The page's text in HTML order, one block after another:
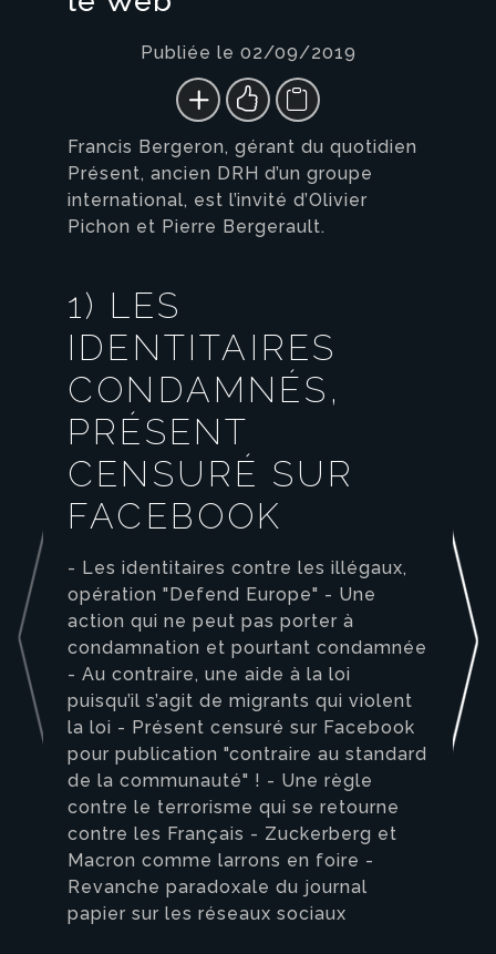
Publiée le 02/09/2019
Francis Bergeron, gérant du quotidien
Présent, ancien DRH d’un groupe
international, est l’invité d’Olivier
Pichon et Pierre Bergerault.
1) LES
IDENTITAIRES
CONDAMNÉS,
PRÉSENT
CENSURÉ SUR
FACEBOOK
- Les identitaires contre les illégaux,
opération "Defend Europe" - Une
action qui ne peut pas porter à
condamnation et pourtant condamnée
- Au contraire, une aide à la loi
puisqu’il s’agit de migrants qui violent
la loi - Présent censuré sur Facebook
pour publication "contraire au standard
de la communauté" ! - Une règle
contre le terrorisme qui se retourne
contre les Français - Zuckerberg et
Macron comme larrons en foire -
Revanche paradoxale du journal
papier sur les réseaux sociaux